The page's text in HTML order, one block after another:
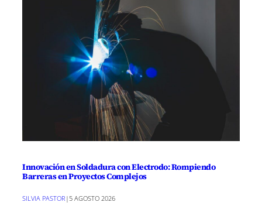
Innovación en Soldadura con Electrodo: Rompiendo
Barreras en Proyectos Complejos
SILVIA PASTOR |5 AGOSTO 2026